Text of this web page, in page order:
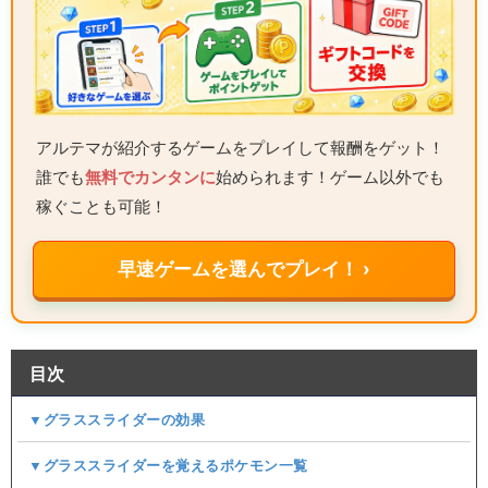
アルテマが紹介するゲームをプレイして報酬をゲット！
誰でも無料でカンタンに始められます！ゲーム以外でも
稼ぐことも可能！
早速ゲームを選んでプレイ！ ›
目次
▼グラススライダーの効果
▼グラススライダーを覚えるポケモン一覧